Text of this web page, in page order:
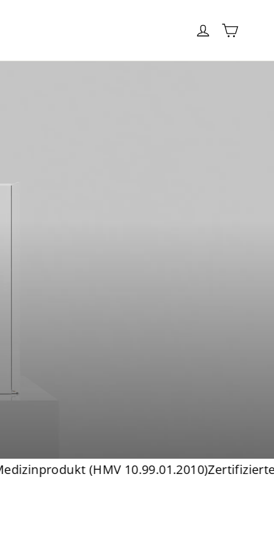
Log inCart
(HMV 10.99.01.2010)Zertifiziertes